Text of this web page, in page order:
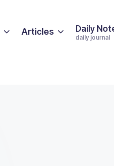
Articles Daily
daily journal